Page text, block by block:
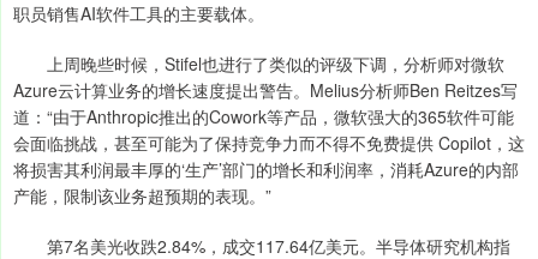
职员销售AI软件工具的主要载体。
上周晚些时候，Stifel也进行了类似的评级下调，分析师对微软
Azure云计算业务的增长速度提出警告。Melius分析师Ben Reitzes写
道：“由于Anthropic推出的Cowork等产品，微软强大的365软件可能
会面临挑战，甚至可能为了保持竞争力而不得不免费提供 Copilot，这
将损害其利润最丰厚的‘生产’部门的增长和利润率，消耗Azure的内部
产能，限制该业务超预期的表现。”
第7名美光收跌2.84%，成交117.64亿美元。半导体研究机构指